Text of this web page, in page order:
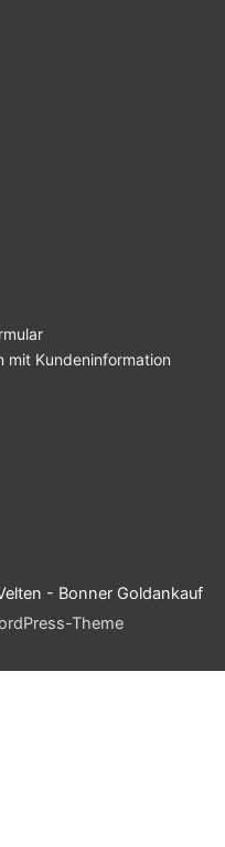
mit Kundeninformation
- Bonner Goldankauf
Theme